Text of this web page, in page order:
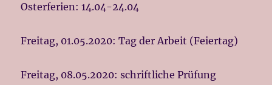
Osterferien: 14.04-24.04
Freitag, 01.05.2020: Tag der Arbeit (Feiertag)
Freitag, 08.05.2020: schriftliche Prüfung